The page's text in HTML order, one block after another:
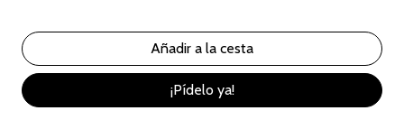
¡Pídelo ya!